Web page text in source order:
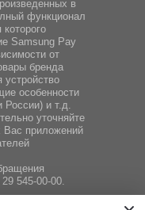
в
функционал
Samsung Pay
от
бренда
устройство
особенности
России) и т.д.
уточняйте
Вас приложений
545-00-00.